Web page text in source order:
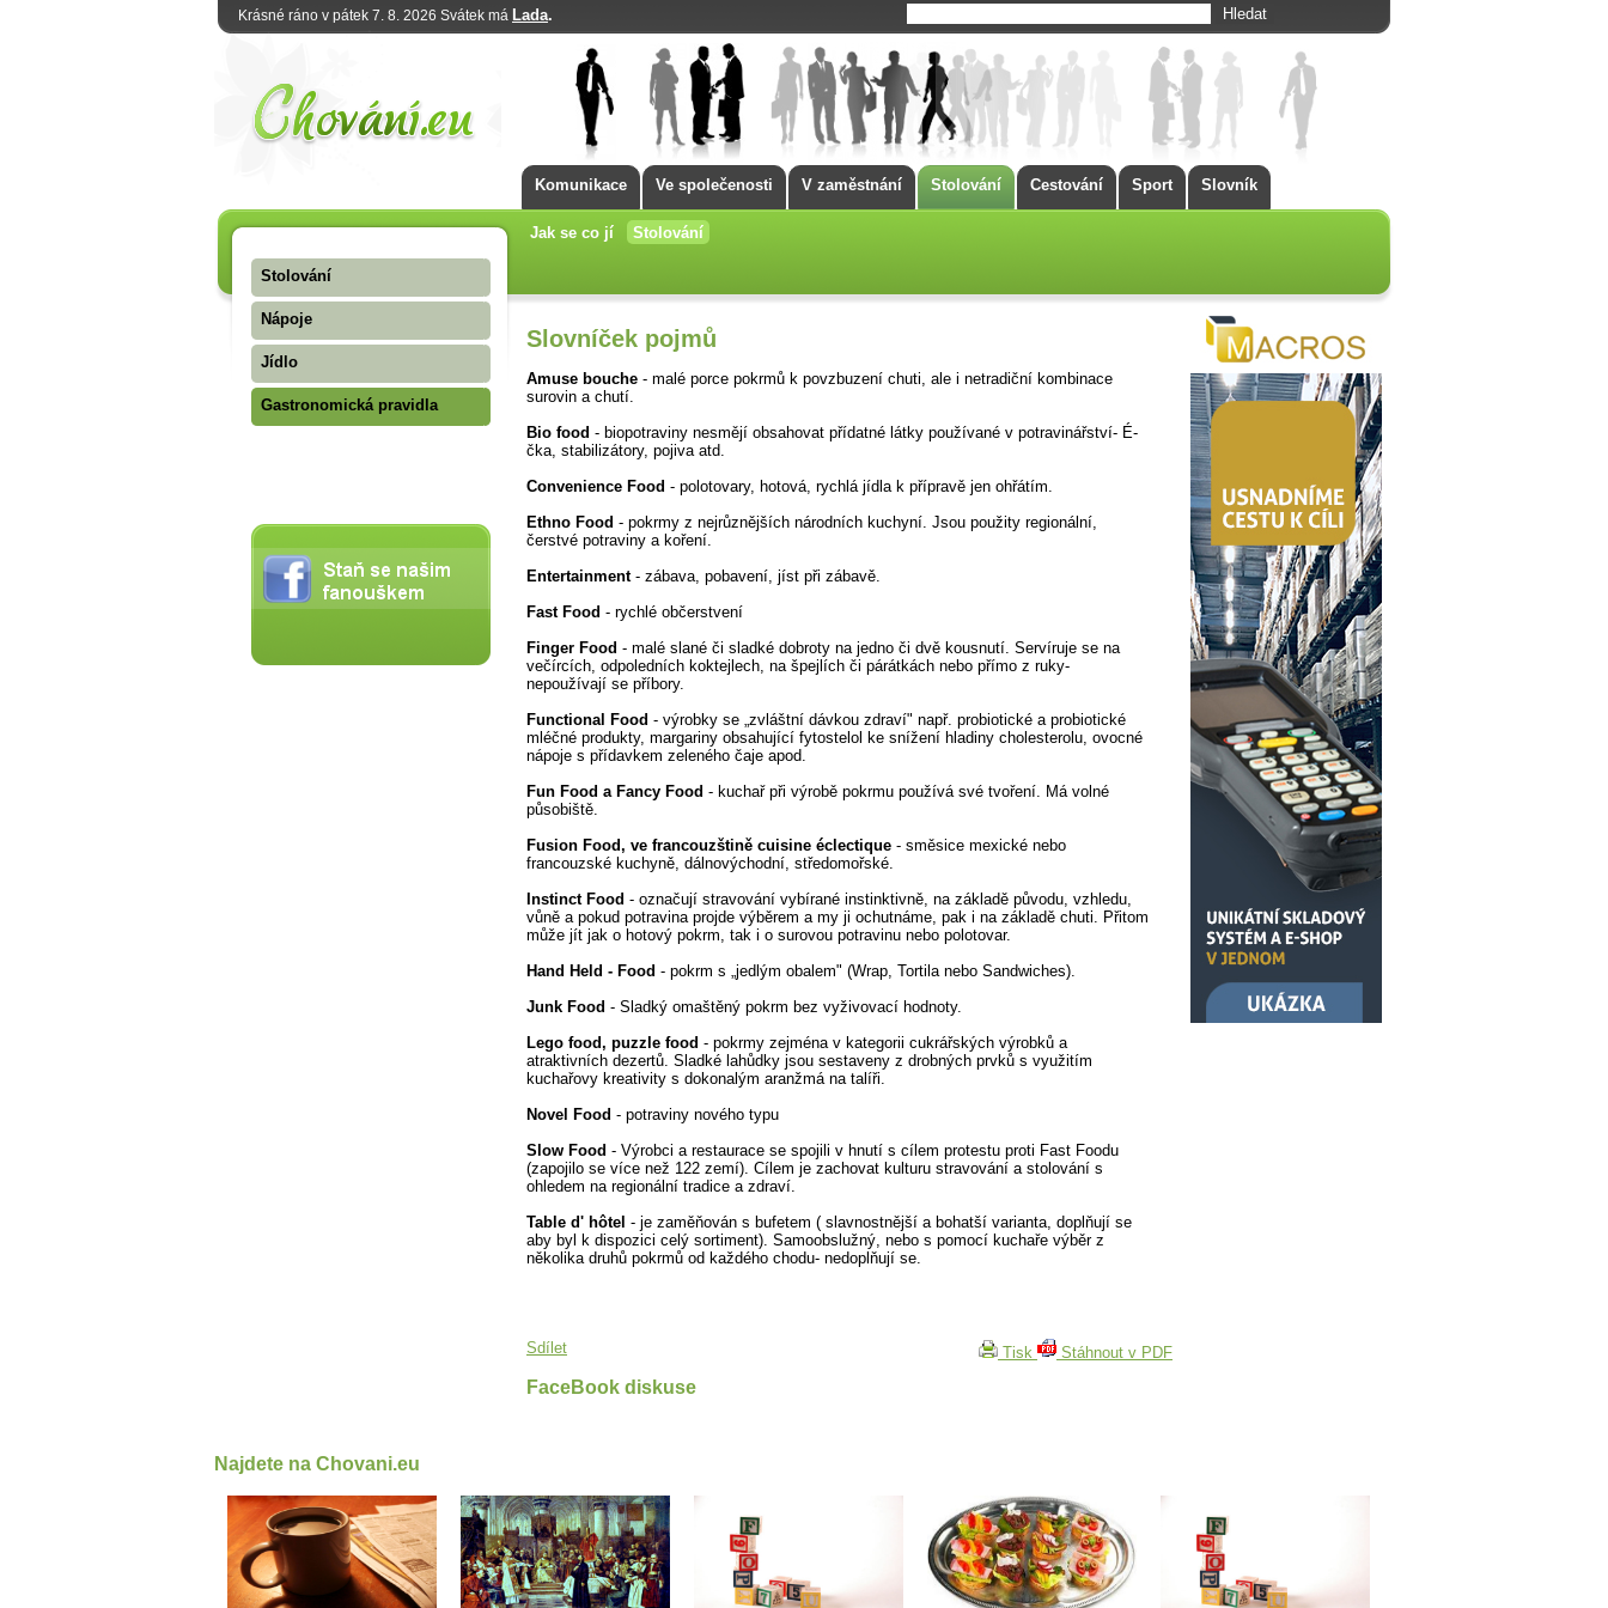
Krásné ráno v pátek 7. 8. 2026 Svátek má Lada.
Komunikace Ve společenosti V zaměstnání Stolování Cestování Sport Slovník
Jak se co jí Stolování
Stolování
Nápoje
Jídlo
Gastronomická pravidla
Slovníček pojmů
Amuse bouche - malé porce pokrmů k povzbuzení chuti, ale i netradiční kombinace
surovin a chutí.
Bio food - biopotraviny nesmějí obsahovat přídatné látky používané v potravinářství- É-
čka, stabilizátory, pojiva atd.
Convenience Food - polotovary, hotová, rychlá jídla k přípravě jen ohřátím.
Ethno Food - pokrmy z nejrůznějších národních kuchyní. Jsou použity regionální,
čerstvé potraviny a koření.
Entertainment- zábava, pobavení, jíst při zábavě.
Fast Food - rychlé občerstvení
Finger Food - malé slané či sladké dobroty na jedno či dvě kousnutí. Servíruje se na
večírcích, odpoledních koktejlech, na špejlích či párátkách nebo přímo z ruky-
nepoužívají se příbory.
Functional Food - výrobky se „zvláštní dávkou zdraví" např. probiotické a probiotické
mléčné produkty, margariny obsahující fytostelol ke snížení hladiny cholesterolu, ovocné
nápoje s přídavkem zeleného čaje apod.
Fun Food a Fancy Food - kuchař při výrobě pokrmu používá své tvoření. Má volné
působiště.
Fusion Food, ve francouzštině cuisine éclectique - směsice mexické nebo
francouzské kuchyně, dálnovýchodní, středomořské.
Instinct Food - označují stravování vybírané instinktivně, na základě původu, vzhledu,
vůně a pokud potravina projde výběrem a my ji ochutnáme, pak i na základě chuti. Přitom
může jít jak o hotový pokrm, tak i o surovou potravinu nebo polotovar.
Hand Held - Food - pokrm s „jedlým obalem" (Wrap, Tortila nebo Sandwiches).
Junk Food - Sladký omaštěný pokrm bez vyživovací hodnoty.
Lego food, puzzle food - pokrmy zejména v kategorii cukrářských výrobků a
atraktivních dezertů. Sladké lahůdky jsou sestaveny z drobných prvků s využitím
kuchařovy kreativity s dokonalým aranžmá na talíři.
Novel Food - potraviny nového typu
Slow Food - Výrobci a restaurace se spojili v hnutí s cílem protestu proti Fast Foodu
(zapojilo se více než 122 zemí). Cílem je zachovat kulturu stravování a stolování s
ohledem na regionální tradice a zdraví.
Table d' hôtel - je zaměňován s bufetem ( slavnostnější a bohatší varianta, doplňují se
aby byl k dispozici celý sortiment). Samoobslužný, nebo s pomocí kuchaře výběr z
několika druhů pokrmů od každého chodu- nedoplňují se.
Sdílet Tisk Stáhnout v PDF
FaceBook diskuse
Najdete na Chovani.eu